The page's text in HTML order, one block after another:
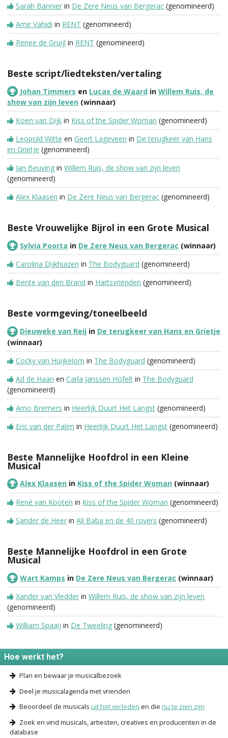
Sarah Bannier in De Zere Neus van Bergerac (genomineerd)
Amir Vahidi in RENT (genomineerd)
Renee de Gruijl in RENT (genomineerd)
Beste script/liedteksten/vertaling
Johan Timmers en Lucas de Waard in Willem Ruis, de
show van zijn leven (winnaar)
Koen van Dijk in Kiss of the Spider Woman (genomineerd)
Leopold Witte en Geert Lageveen in De terugkeer van Hans
en Grietje (genomineerd)
Jan Beuving in Willem Ruis, de show van zijn leven
(genomineerd)
Alex Klaasen in De Zere Neus van Bergerac (genomineerd)
Beste Vrouwelijke Bijrol in een Grote Musical
Sylvia Poorta in De Zere Neus van Bergerac (winnaar)
Carolina Dijkhuizen in The Bodyguard (genomineerd)
Bente van den Brand in Hartsvrienden (genomineerd)
Beste vormgeving/toneelbeeld
Dieuweke van Reij in De terugkeer van Hans en Grietje
(winnaar)
Cocky van Huijkelom in The Bodyguard (genomineerd)
Ad de Haan en Carla Janssen Höfelt in The Bodyguard
(genomineerd)
Arno Bremers in Heerlijk Duurt Het Langst (genomineerd)
Eric van der Palen in Heerlijk Duurt Het Langst (genomineerd)
Beste Mannelijke Hoofdrol in een Kleine
Musical
Alex Klaasen in Kiss of the Spider Woman (winnaar)
René van Kooten in Kiss of the Spider Woman (genomineerd)
Sander de Heer in Ali Baba en de 40 rovers (genomineerd)
Beste Mannelijke Hoofdrol in een Grote
Musical
Wart Kamps in De Zere Neus van Bergerac (winnaar)
Xander van Vledder in Willem Ruis, de show van zijn leven
(genomineerd)
William Spaaij in De Tweeling (genomineerd)
Hoe werkt het?
Plan en bewaar je musicalbezoek
Deel je musicalagenda met vrienden
Beoordeel de musicalsuit het verleden en dienu te zien zijn
Zoek en vind musicals, artiesten, creatives en producenten in de
database